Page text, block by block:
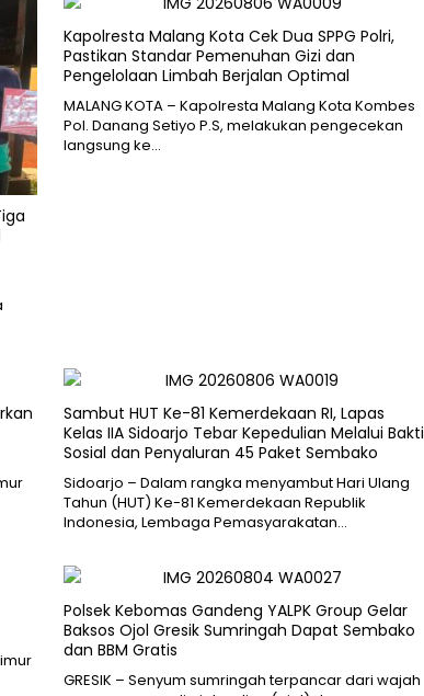
Kapolresta Malang Kota Cek Dua SPPG Polri,
Pastikan Standar Pemenuhan Gizi dan
Pengelolaan Limbah Berjalan Optimal
MALANG KOTA – Kapolresta Malang Kota Kombes
Pol. Danang Setiyo P.S, melakukan pengecekan
langsung ke…
Sambut HUT Ke-81 Kemerdekaan RI, Lapas
Kelas IIA Sidoarjo Tebar Kepedulian Melalui Bakti
Sosial dan Penyaluran 45 Paket Sembako
Sidoarjo – Dalam rangka menyambut Hari Ulang
Tahun (HUT) Ke-81 Kemerdekaan Republik
Indonesia, Lembaga Pemasyarakatan…
Polsek Kebomas Gandeng YALPK Group Gelar
Baksos Ojol Gresik Sumringah Dapat Sembako
dan BBM Gratis
GRESIK – Senyum sumringah terpancar dari wajah